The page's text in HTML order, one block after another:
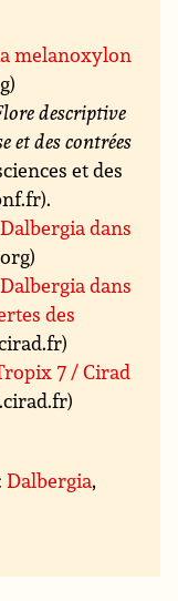
melanoxylon
descriptive
et des contrées
et des
dans
dans
des
7 / Cirad
Dalbergia,